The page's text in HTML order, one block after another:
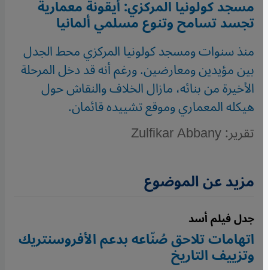
مسجد كولونيا المركزي: أيقونة معمارية
تجسد تسامح وتنوع مسلمي ألمانيا
منذ سنوات ومسجد كولونيا المركزي محط الجدل
بين مؤيدين ومعارضين. ورغم أنه قد دخل المرحلة
الأخيرة من بنائه، مازال الخلاف والنقاش حول
هيكله المعماري وموقع تشييده قائمان.
تقرير: Zulfikar Abbany
مزيد عن الموضوع
جدل فيلم أسد
اتهامات تلاحق صُنّاعه بدعم الأفروسنتريك
وتزييف التاريخ